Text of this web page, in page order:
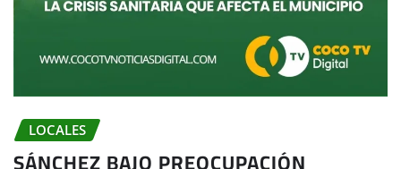
LOCALES